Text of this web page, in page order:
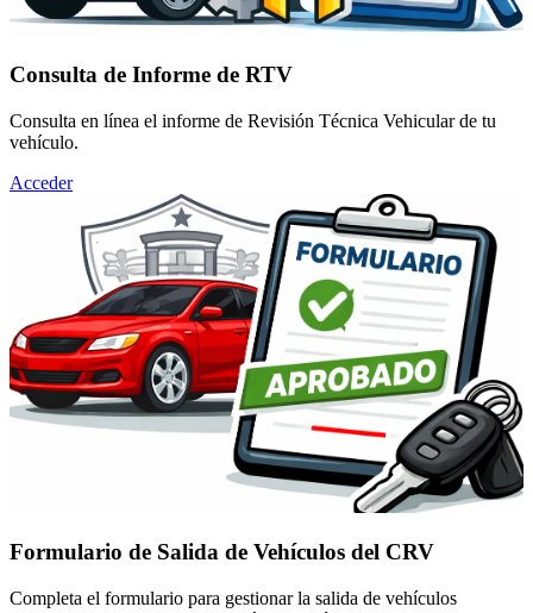
Consulta de Informe de RTV
Consulta en línea el informe de Revisión Técnica Vehicular de tu
vehículo.
Acceder
Formulario de Salida de Vehículos del CRV
Completa el formulario para gestionar la salida de vehículos